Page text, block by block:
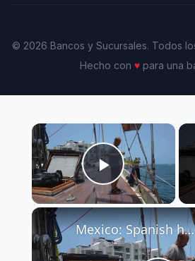
© 2026 Bancos y Sucursales. Todos
Hecho con ♥para una
×
Play
Mexico: Spanish humanitarian vessel 'Astral' arrives in Mexico en route to Cuba.